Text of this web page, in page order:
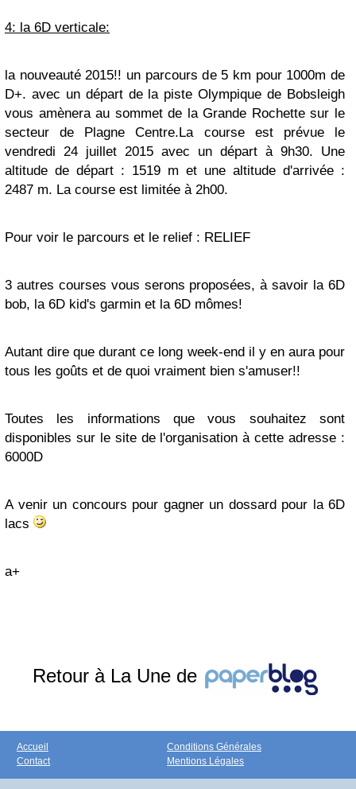
4: la 6D verticale:
la nouveauté 2015!! un parcours de 5 km pour 1000m de
D+. avec un départ de la piste Olympique de Bobsleigh
vous amènera au sommet de la Grande Rochette sur le
secteur de Plagne Centre.La course est prévue le
vendredi 24 juillet 2015 avec un départ à 9h30. Une
altitude de départ : 1519 m et une altitude d'arrivée :
2487 m. La course est limitée à 2h00.
Pour voir le parcours et le relief : RELIEF
3 autres courses vous serons proposées, à savoir la 6D
bob, la 6D kid's garmin et la 6D mômes!
Autant dire que durant ce long week-end il y en aura pour
tous les goûts et de quoi vraiment bien s'amuser!!
Toutes les informations que vous souhaitez sont
disponibles sur le site de l'organisation à cette adresse :
6000D
A venir un concours pour gagner un dossard pour la 6D
lacs
a+
Retour à La Une de
Accueil
Contact
Conditions Générales
Mentions Légales